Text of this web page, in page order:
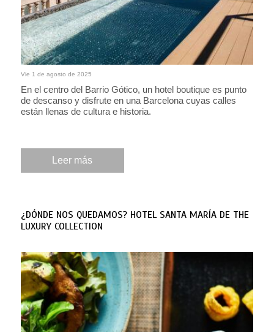
Vie 1 de agosto de 2025
En el centro del Barrio Gótico, un hotel boutique es punto
de descanso y disfrute en una Barcelona cuyas calles
están llenas de cultura e historia.
Leer más
¿DÓNDE NOS QUEDAMOS? HOTEL SANTA MARÍA DE THE
LUXURY COLLECTION